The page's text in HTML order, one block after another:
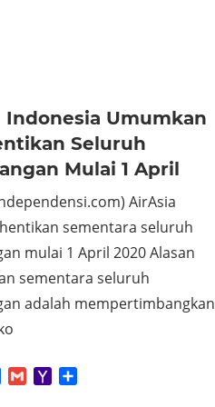
Indonesia Umumkan
Seluruh
Mulai 1 April
AirAsia
sementara seluruh
mulai 1 April 2020 Alasan
sementara seluruh
adalah mempertimbangkan
Facebook
GmailYahoo